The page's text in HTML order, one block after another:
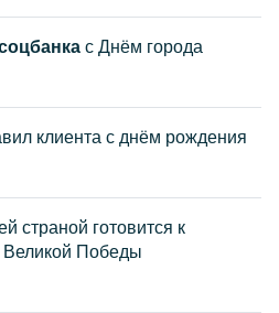
с Днём города
клиента с днём рождения
страной готовится к
Великой Победы